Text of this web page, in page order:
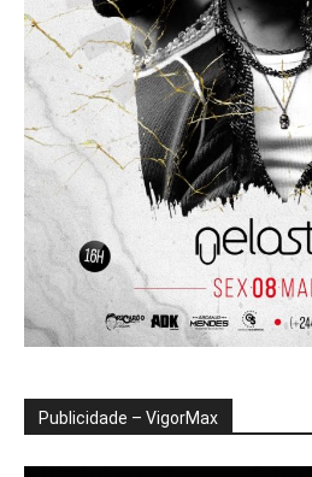
Publicidade – VigorMax